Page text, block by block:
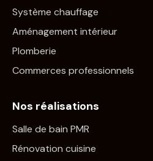
Système chauffage
Aménagement intérieur
Plomberie
Commerces professionnels
Nos réalisations
Salle de bain PMR
Rénovation cuisine